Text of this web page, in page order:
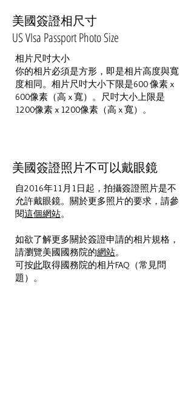
美國簽證相尺寸
​US VIsa Passport Photo Size
相片尺吋大小
你的相片必須是方形，即是相片高度與寬
度相同。相片尺吋大小下限是600 像素 x
600像素（高 x 寬）。尺吋大小上限是
1200像素 x 1200像素（高 x 寬）。
美國簽證照片不可以戴眼鏡
自2016年11月1日起，拍攝簽證照片是不
允許戴眼鏡。關於更多照片的要求，請參
閱這個網站。
如欲了解更多關於簽證申請的相片規格，
請瀏覽美國國務院的網站。
可按此取得國務院的相片FAQ（常見問
題）。